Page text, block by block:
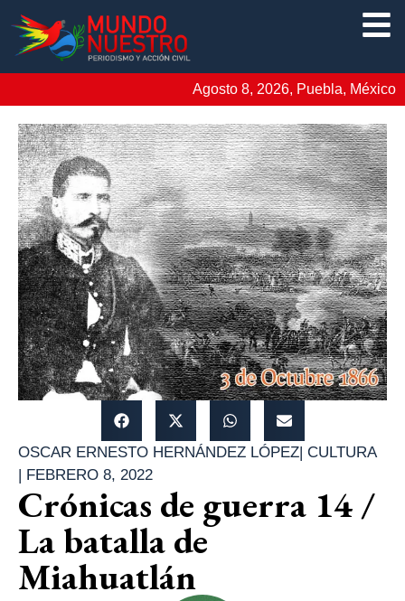
Agosto 8, 2026, Puebla, México
OSCAR ERNESTO HERNÁNDEZ LÓPEZ| CULTURA
| FEBRERO 8, 2022
Crónicas de guerra 14 /
La batalla de
Miahuatlán